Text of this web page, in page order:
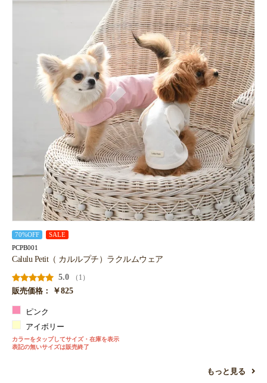
70%OFF SALE
PCPB001
Calulu Petit（ カルルプチ）ラクルムウェア
5.0
（1）
販売価格：
￥825
ピンク
アイボリー
カラーをタップしてサイズ・在庫を表示
表記の無いサイズは販売終了
もっと見る